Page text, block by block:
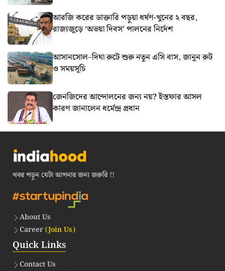
আরজি করের ডাক্তারি পড়ুয়া ধর্ষণ-খুনের ২ বছর,
রাজ্যজুড়ে ‘অভয়া দিবস’ পালনের নির্দেশ
আসানসোল–দিঘা রুটে শুরু নতুন এসি বাস, জানুন রুট
ও সময়সূচি
জেনজিদের আন্দোলনের জন্য নয়? ইস্তফার আসল
কারণ জানালেন ধর্মেন্দ্র প্রধান
খবর পড়ুন যেটা আপনার জন্য জরুরি !!
About Us
Career(Join Us)
Quick Links
Contact Us